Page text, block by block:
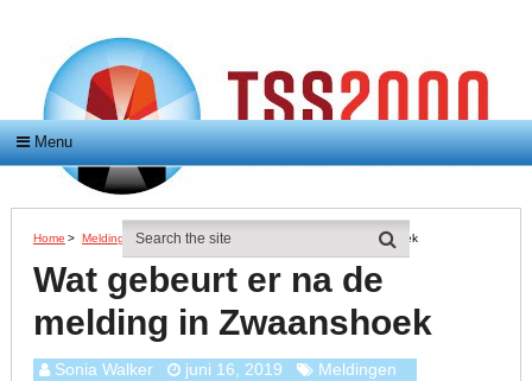
Menu
Home > Meldingen > Wat Gebeurt Er Na De Melding In Zwaanshoek
Wat gebeurt er na de
melding in Zwaanshoek
Sonia Walker juni 16, 2019 Meldingen